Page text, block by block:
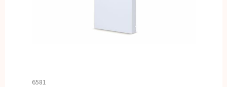
6581